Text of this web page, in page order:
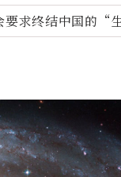
可能性
要求终结中国的“